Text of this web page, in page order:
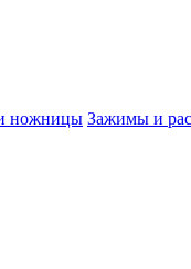
ножницы Зажимы и